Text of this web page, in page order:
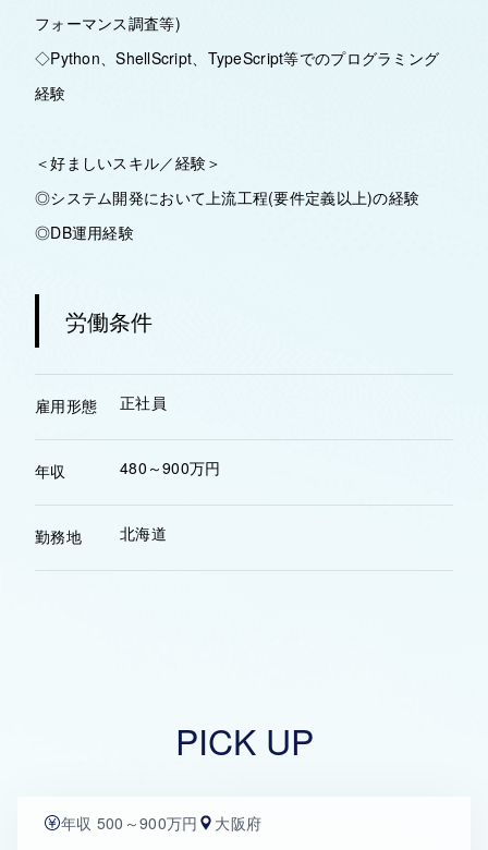
フォーマンス調査等)
◇Python、ShellScript、TypeScript等でのプログラミング
経験
＜好ましいスキル／経験＞
◎システム開発において上流工程(要件定義以上)の経験
◎DB運用経験
労働条件
雇用形態 正社員
年収 480～900万円
勤務地 北海道
PICK UP
年収 500～900万円 大阪府